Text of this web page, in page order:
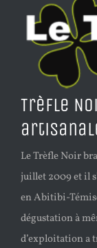
Larger
Image
Trèfle
Le Trèfle Noir
juillet 2009 et il
en Abitibi-
dégustation à
d’exploitation a